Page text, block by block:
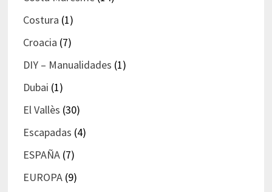
Costura (1)
Croacia (7)
DIY – Manualidades (1)
Dubai (1)
El Vallès (30)
Escapadas (4)
ESPAÑA(7)
EUROPA(9)